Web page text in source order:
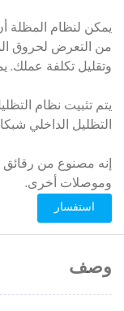
يمكن لنظام المظلة
من التعرض لحروق
وتقليل تكلفة عملك.
يتم تثبيت نظام
التظليل الداخلي
إنه مصنوع من رقائق
وموصلات أخرى.
استفسار
وصف